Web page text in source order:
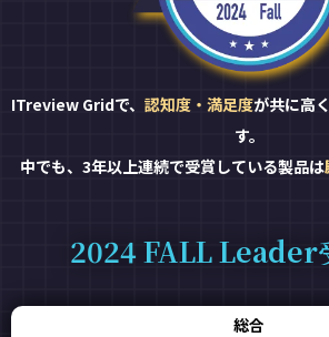
ITreview Gridで、 認知度・満足度が共に高
す。
中でも、3年以上連続で受賞している製品は
2024 FALL Leader
総合